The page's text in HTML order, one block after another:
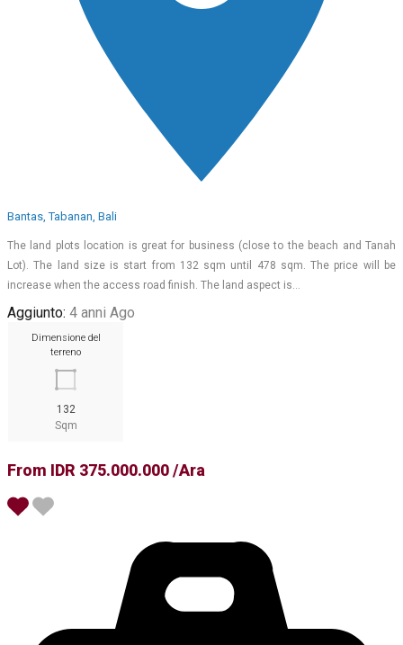
Bantas, Tabanan, Bali
The land plots location is great for business (close to the beach and Tanah
Lot). The land size is start from 132 sqm until 478 sqm. The price will be
increase when the access road finish. The land aspect is…
Aggiunto: 4 anni Ago
Dimensione del
terreno
132
Sqm
From IDR 375.000.000 /Ara